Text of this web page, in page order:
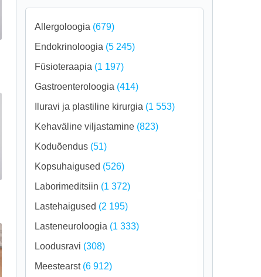
Allergoloogia (679)
Endokrinoloogia (5 245)
Füsioteraapia (1 197)
Gastroenteroloogia (414)
Iluravi ja plastiline kirurgia (1 553)
Kehaväline viljastamine (823)
Koduõendus (51)
Kopsuhaigused (526)
Laborimeditsiin (1 372)
Lastehaigused (2 195)
Lasteneuroloogia (1 333)
Loodusravi (308)
Meestearst (6 912)